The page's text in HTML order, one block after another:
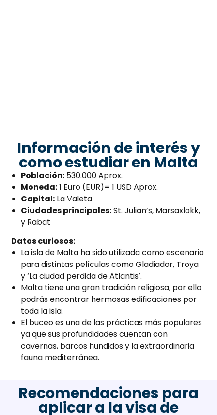
Información de interés y
como estudiar en Malta
Población: 530.000 Aprox.
Moneda:1 Euro (EUR)= 1 USD Aprox.
Capital: La Valeta
Ciudades principales:St. Julian’s, Marsaxlokk,
y Rabat
Datos curiosos:
La isla de Malta ha sido utilizada como escenario
para distintas películas como Gladiador, Troya
y ‘La ciudad perdida de Atlantis’.
Malta tiene una gran tradición religiosa, por ello
podrás encontrar hermosas edificaciones por
toda la isla.
El buceo es una de las prácticas más populares
ya que sus profundidades cuentan con
cavernas, barcos hundidos y la extraordinaria
fauna mediterránea.
Recomendaciones para
aplicar a la visa de